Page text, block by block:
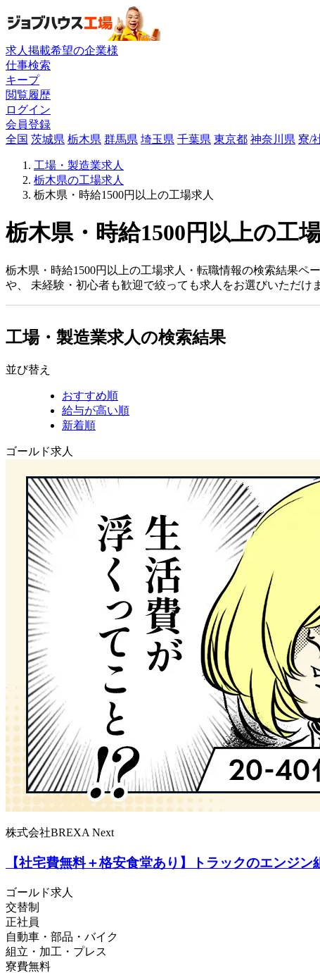
求人掲載希望の企業様
仕事検索
キープ
閲覧履歴
ログイン
会員登録
全国 茨城県 栃木県 群馬県 埼玉県 千葉県 東京都 神奈川県 寮/
工場・製造業求人
栃木県の工場求人
栃木県・時給1500円以上の工場求人
栃木県・時給1500円以上の工
栃木県・時給1500円以上の工場求人・転職情報の検索結果ペ
や、 未経験・初心者も歓迎で絞っても求人をお選びいただけ
工場・製造業求人の検索結果
並び替え
おすすめ順
給与が高い順
新着順
ゴールド求人
株式会社BREXA Next
【社宅費無料＋格安食堂あり】トラックのエンジ
ゴールド求人
交替制
正社員
自動車・部品・バイク
組立・加工・プレス
寮費無料